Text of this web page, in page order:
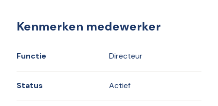
Kenmerken medewerker
Functie Directeur
Status Actief